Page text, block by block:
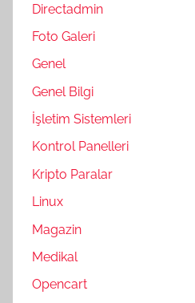
Directadmin
Foto Galeri
Genel
Genel Bilgi
İşletim Sistemleri
Kontrol Panelleri
Kripto Paralar
Linux
Magazin
Medikal
Opencart